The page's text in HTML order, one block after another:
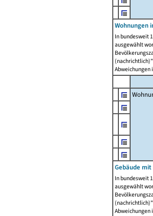
Wohnungen
In bundesweit
ausgewählt
Abweichungen
Gebäude
In bundesweit
ausgewählt
Abweichungen